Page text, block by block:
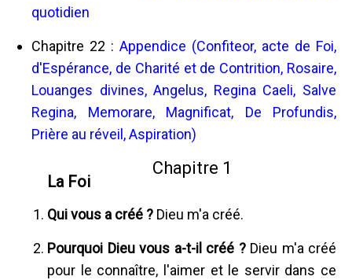
quotidien
Chapitre 22 : Appendice (Confiteor, acte de Foi,
d'Espérance, de Charité et de Contrition, Rosaire,
Louanges divines, Angelus, Regina Caeli, Salve
Regina, Memorare, Magnificat, De Profundis,
Prière au réveil, Aspiration)
Chapitre 1
La Foi
Qui vous a créé ? Dieu m'a créé.
Pourquoi Dieu vous a-t-il créé ?Dieu m'a créé
pour le connaître, l'aimer et le servir dans ce